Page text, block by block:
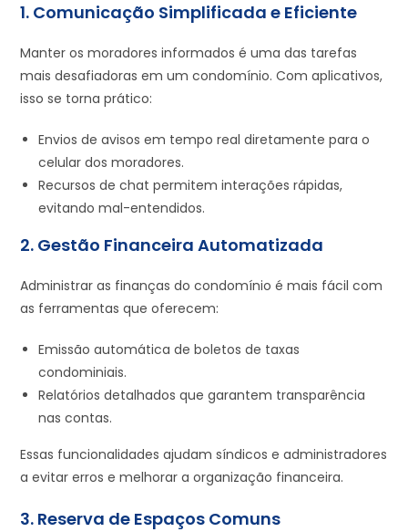
1. Comunicação Simplificada e Eficiente
Manter os moradores informados é uma das tarefas
mais desafiadoras em um condomínio. Com aplicativos,
isso se torna prático:
Envios de avisos em tempo real diretamente para o
celular dos moradores.
Recursos de chat permitem interações rápidas,
evitando mal-entendidos.
2. Gestão Financeira Automatizada
Administrar as finanças do condomínio é mais fácil com
as ferramentas que oferecem:
Emissão automática de boletos de taxas
condominiais.
Relatórios detalhados que garantem transparência
nas contas.
Essas funcionalidades ajudam síndicos e administradores
a evitar erros e melhorar a organização financeira.
3. Reserva de Espaços Comuns